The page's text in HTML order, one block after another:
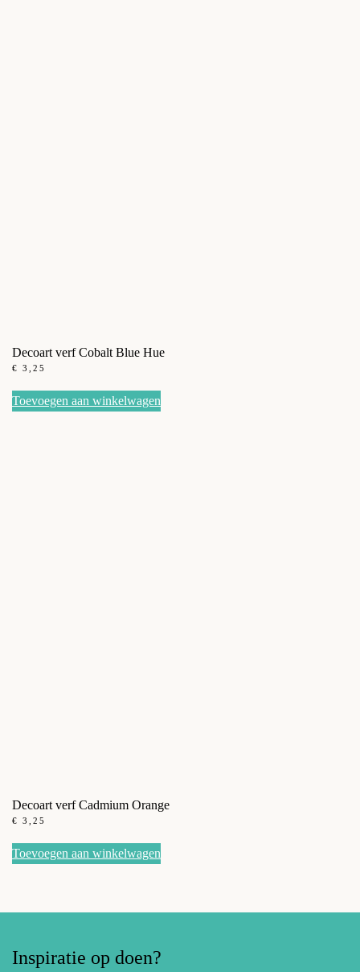
Decoart verf Cobalt Blue Hue
€ 3,25
Toevoegen aan winkelwagen
Decoart verf Cadmium Orange
€ 3,25
Toevoegen aan winkelwagen
Inspiratie op doen?